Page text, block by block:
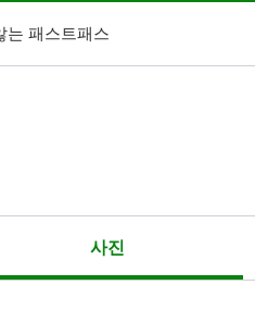
는 패스트패스
사진